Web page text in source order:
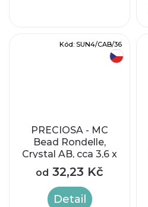
PRECIOSA - MC
Bead Rondelle,
Crystal AB, cca 3,6 x
4,1 mm
od 32,23 Kč
Detail
Kód: SUN4/CAB/36